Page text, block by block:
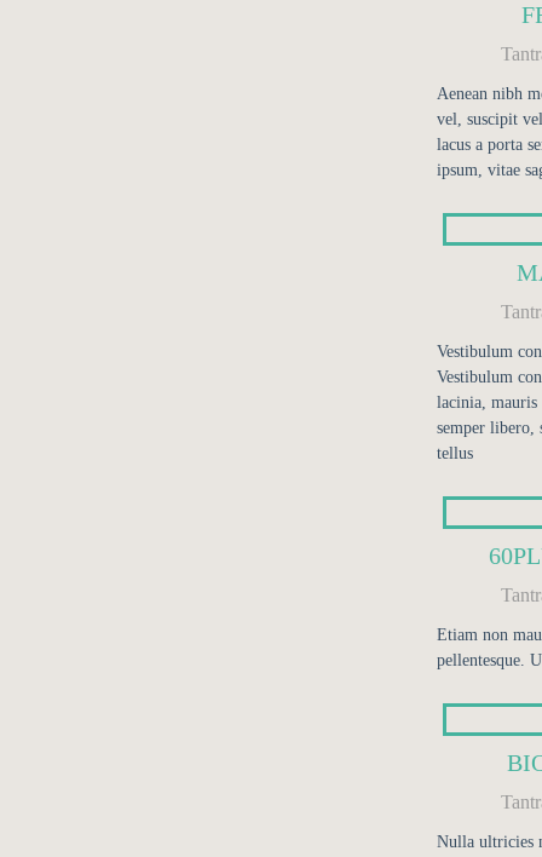
Aenean nibh
vel, suscipit
lacus a porta
ipsum, vitae
Vestibulum
Vestibulum
lacinia, mauris
semper libero,
tellus
Etiam non
pellentesque.
Nulla ultricies